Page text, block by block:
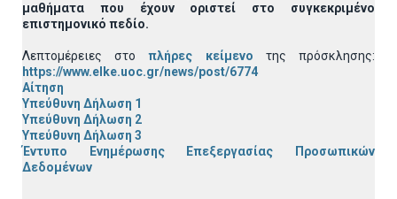
μαθήματα που έχουν οριστεί στο συγκεκριμένο
επιστημονικό πεδίο.
Λεπτομέρειες στο πλήρες κείμενο
της πρόσκλησης:
https://www.elke.uoc.gr/news/post/6774
Αίτηση
Υπεύθυνη Δήλωση 1
Υπεύθυνη Δήλωση 2
Υπεύθυνη Δήλωση 3
Έντυπο Ενημέρωσης Επεξεργασίας Προσωπικών
Δεδομένων